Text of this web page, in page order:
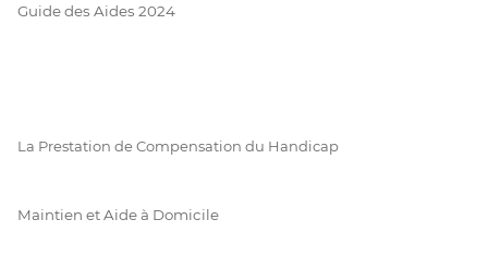
Guide des Aides 2024
La Prestation de Compensation du Handicap
Maintien et Aide à Domicile